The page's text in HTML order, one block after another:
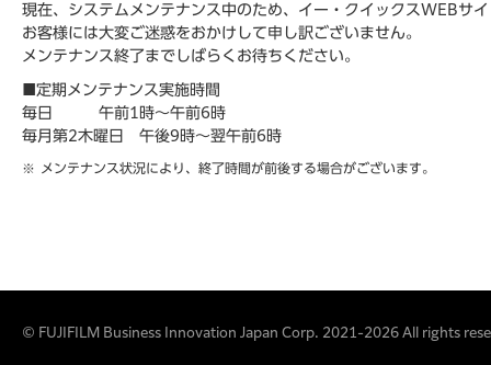
現在、システムメンテナンス中のため、イー・クイックスWEBサ
お客様には大変ご迷惑をおかけして申し訳ございません。
メンテナンス終了までしばらくお待ちください。
■定期メンテナンス実施時間
毎日 午前1時～午前6時
毎月第2木曜日 午後9時～翌午前6時
メンテナンス状況により、終了時間が前後する場合がございます。
© FUJIFILM Business Innovation Japan Corp. 2021-2026 All rights